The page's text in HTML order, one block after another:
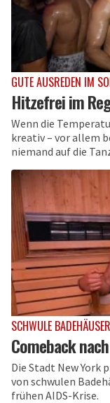
GUTE AUSREDEN IM
Hitzefrei im
Wenn die
kreativ – vor allem
niemand auf die
SCHWULE
Comeback
Die Stadt New York
von schwulen
frühen AIDS-Krise.